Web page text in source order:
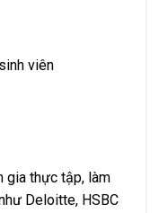
viên
gia thực tập, làm
Deloitte, HSBC